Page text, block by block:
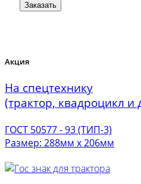
Заказать
Акция
На спецтехнику
(трактор, квадроцикл и
ГОСТ 50577 - 93 (ТИП-3)
Размер: 288мм х 206мм